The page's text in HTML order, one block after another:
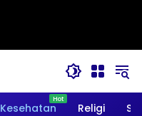
Kesehatan Religi